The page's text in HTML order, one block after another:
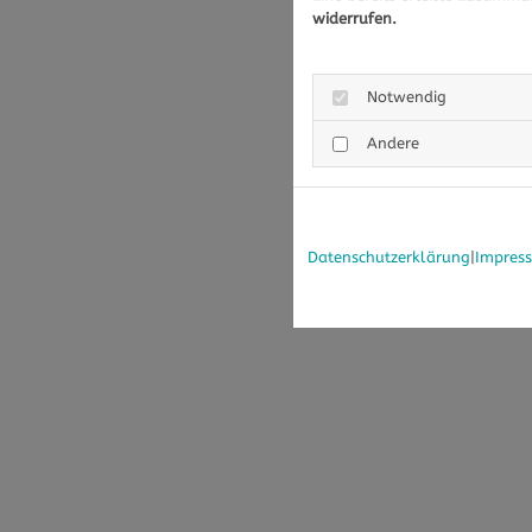
widerrufen.
Notwendig
Andere
Datenschutzerklärung